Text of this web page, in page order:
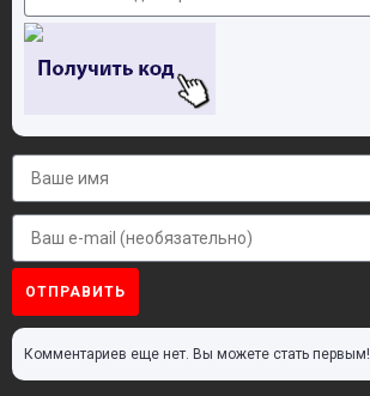
ОТПРАВИТЬ
Комментариев еще нет. Вы можете стать первым!